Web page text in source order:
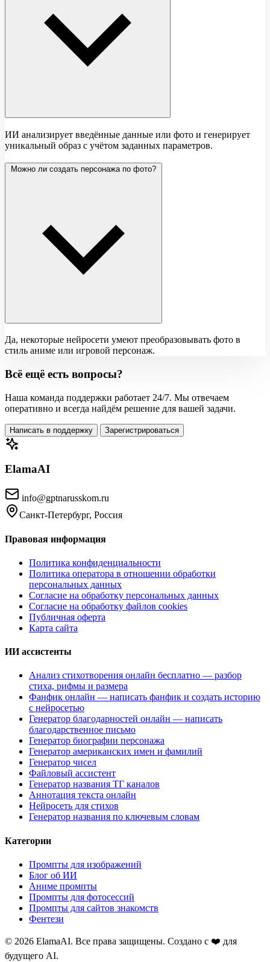
ИИ анализирует введённые данные или фото и генерирует
уникальный образ с учётом заданных параметров.
Можно ли создать персонажа по фото?
Да, некоторые нейросети умеют преобразовывать фото в
стиль аниме или игровой персонаж.
Всё ещё есть вопросы?
Наша команда поддержки работает 24/7. Мы отвечаем
оперативно и всегда найдём решение для вашей задачи.
Написать в поддержку Зарегистрироваться
ElamaAI
info@gptnarusskom.ru
Санкт-Петербург, Россия
Правовая информация
Политика конфиденциальности
Политика оператора в отношении обработки
персональных данных
Согласие на обработку персональных данных
Согласие на обработку файлов cookies
Публичная оферта
Карта сайта
ИИ ассистенты
Анализ стихотворения онлайн бесплатно — разбор
стиха, рифмы и размера
Фанфик онлайн — написать фанфик и создать историю
с нейросетью
Генератор благодарностей онлайн — написать
благодарственное письмо
Генератор биографии персонажа
Генератор американских имен и фамилий
Генератор чисел
Файловый ассистент
Генератор названия ТГ каналов
Аннотация текста онлайн
Нейросеть для стихов
Генератор названия по ключевым словам
Категории
Промпты для изображений
Блог об ИИ
Аниме промпты
Промпты для фотосессий
Промпты для сайтов знакомств
Фентези
© 2026 ElamaAI. Все права защищены. Создано с ❤️ для
будущего AI.